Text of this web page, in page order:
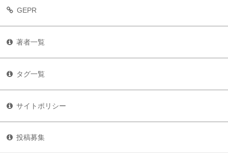
GEPR
著者一覧
タグ一覧
サイトポリシー
投稿募集